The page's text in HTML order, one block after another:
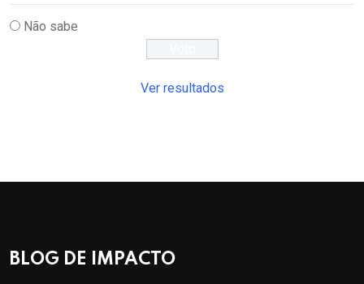
Não sabe
Ver resultados
BLOG DE IMPACTO